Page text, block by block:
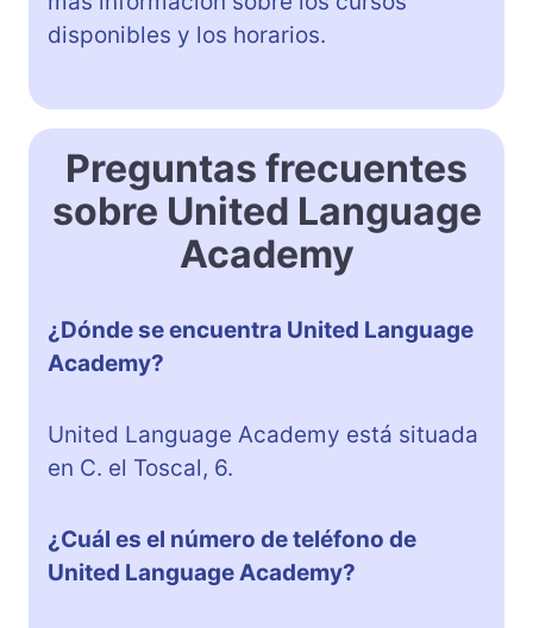
disponibles y los horarios.
Preguntas frecuentes
sobre United Language
Academy
¿Dónde se encuentra United Language
Academy?
United Language Academy está situada
en C. el Toscal, 6.
¿Cuál es el número de teléfono de
United Language Academy?